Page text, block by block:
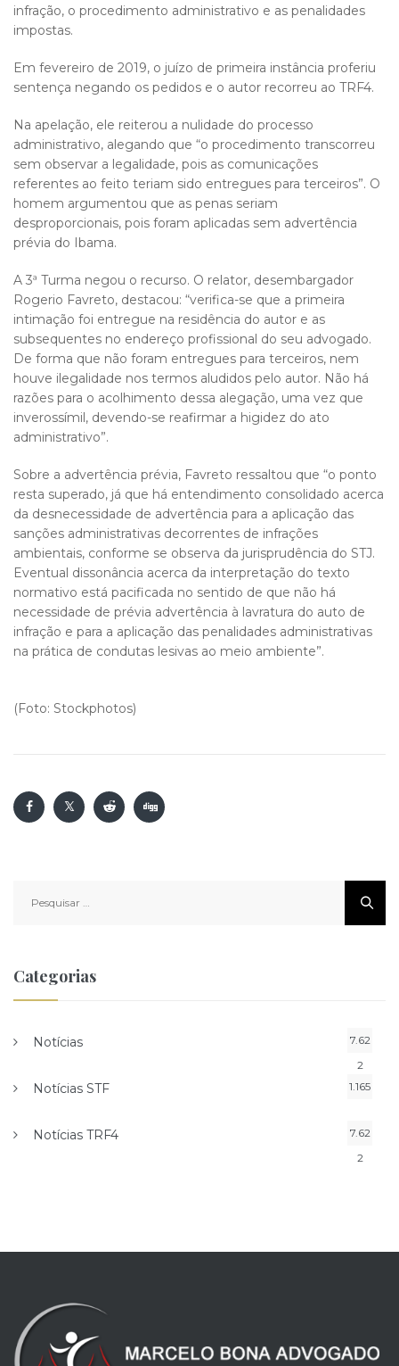
infração, o procedimento administrativo e as penalidades
impostas.
Em fevereiro de 2019, o juízo de primeira instância proferiu
sentença negando os pedidos e o autor recorreu ao TRF4.
Na apelação, ele reiterou a nulidade do processo
administrativo, alegando que “o procedimento transcorreu
sem observar a legalidade, pois as comunicações
referentes ao feito teriam sido entregues para terceiros”. O
homem argumentou que as penas seriam
desproporcionais, pois foram aplicadas sem advertência
prévia do Ibama.
A 3ª Turma negou o recurso. O relator, desembargador
Rogerio Favreto, destacou: “verifica-se que a primeira
intimação foi entregue na residência do autor e as
subsequentes no endereço profissional do seu advogado.
De forma que não foram entregues para terceiros, nem
houve ilegalidade nos termos aludidos pelo autor. Não há
razões para o acolhimento dessa alegação, uma vez que
inverossímil, devendo-se reafirmar a higidez do ato
administrativo”.
Sobre a advertência prévia, Favreto ressaltou que “o ponto
resta superado, já que há entendimento consolidado acerca
da desnecessidade de advertência para a aplicação das
sanções administrativas decorrentes de infrações
ambientais, conforme se observa da jurisprudência do STJ.
Eventual dissonância acerca da interpretação do texto
normativo está pacificada no sentido de que não há
necessidade de prévia advertência à lavratura do auto de
infração e para a aplicação das penalidades administrativas
na prática de condutas lesivas ao meio ambiente”.
(Foto: Stockphotos)
por:
Categorias
Notícias
7.62
2
Notícias STF 1.165
Notícias TRF4
7.62
2